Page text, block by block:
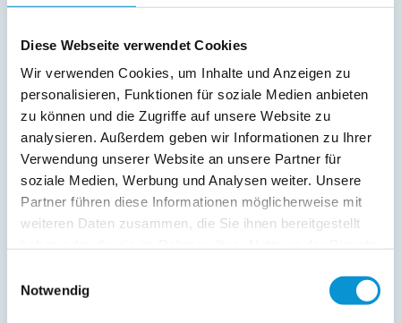
Diese Webseite verwendet Cookies
Wir verwenden Cookies, um Inhalte und Anzeigen zu
personalisieren, Funktionen für soziale Medien anbieten
zu können und die Zugriffe auf unsere Website zu
analysieren. Außerdem geben wir Informationen zu Ihrer
Verwendung unserer Website an unsere Partner für
soziale Medien, Werbung und Analysen weiter. Unsere
Partner führen diese Informationen möglicherweise mit
weiteren Daten zusammen, die Sie ihnen bereitgestellt
Notwendig
Kopie der Nachricht per Mail zusenden
Reiseversicherungs­informationen anfordern
Ich habe dieDatenschutzhinweisegelesen und bin
damit einverstanden.
*
nutzt Ihre personenbezogenen Daten nur zur
(Buchungsanfrage/Informationsanfrage). Sie können
Auskunft über die bei der Ostsee-Ferienwohnungen.de